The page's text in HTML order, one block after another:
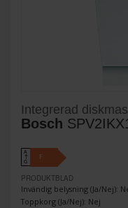
Integrerad
Bosch
A
↑
G
F
PRODUKTBLAD
Invändig belysning (Ja/Nej):
Toppkorg (Ja/Nej): Nej